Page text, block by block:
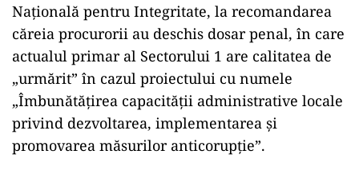
Națională pentru Integritate, la recomandarea
căreia procurorii au deschis dosar penal, în care
actualul primar al Sectorului 1 are calitatea de
„urmărit” în cazul proiectului cu numele
„Îmbunătățirea capacității administrative locale
privind dezvoltarea, implementarea şi
promovarea măsurilor anticorupție”.